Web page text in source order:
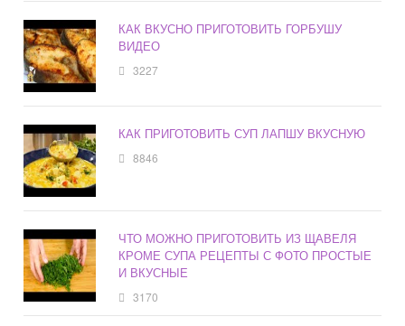
КАК ВКУСНО ПРИГОТОВИТЬ ГОРБУШУ
ВИДЕО
3227
КАК ПРИГОТОВИТЬ СУП ЛАПШУ ВКУСНУЮ
8846
ЧТО МОЖНО ПРИГОТОВИТЬ ИЗ ЩАВЕЛЯ
КРОМЕ СУПА РЕЦЕПТЫ С ФОТО ПРОСТЫЕ
И ВКУСНЫЕ
3170